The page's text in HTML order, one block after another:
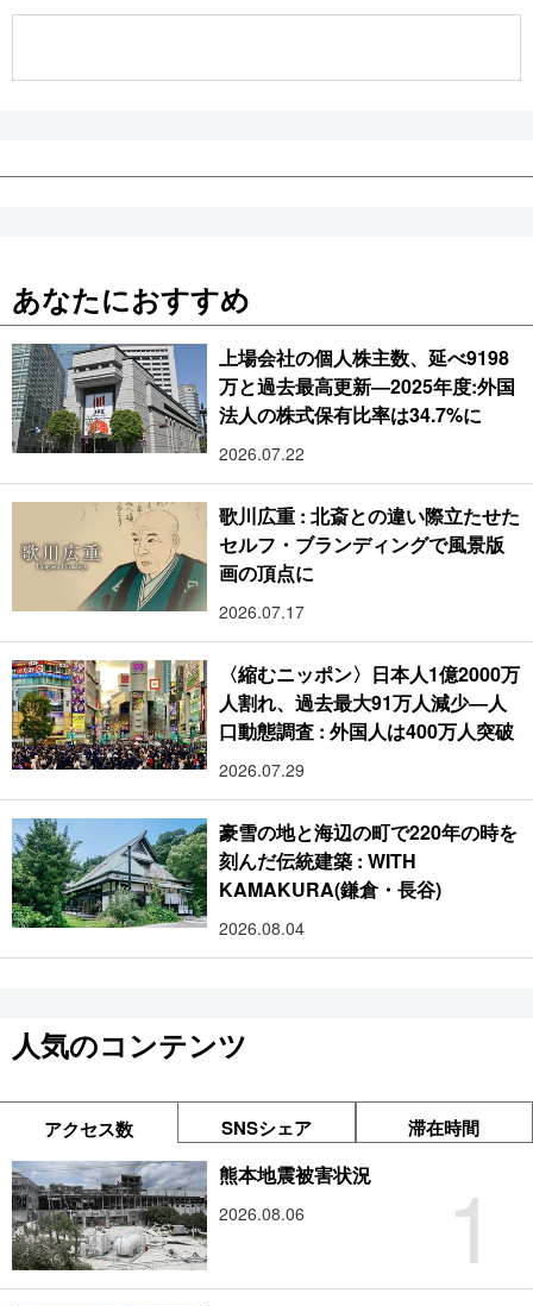
あなたにおすすめ
上場会社の個人株主数、延べ9198
万と過去最高更新―2025年度:外国
法人の株式保有比率は34.7%に
2026.07.22
歌川広重 : 北斎との違い際立たせた
セルフ・ブランディングで風景版
画の頂点に
2026.07.17
〈縮むニッポン〉日本人1億2000万
人割れ、過去最大91万人減少―人
口動態調査 : 外国人は400万人突破
2026.07.29
豪雪の地と海辺の町で220年の時を
刻んだ伝統建築 : WITH
KAMAKURA(鎌倉・長谷)
2026.08.04
人気のコンテンツ
アクセス数 SNSシェア 滞在時間
1
熊本地震被害状況
2026.08.06